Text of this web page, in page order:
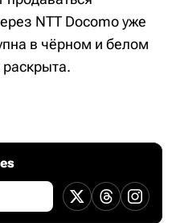
NTT Docomo уже
в чёрном и белом